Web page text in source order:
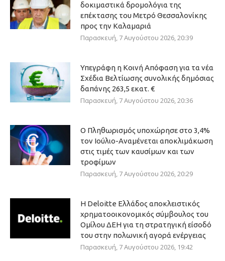
δοκιμαστικά δρομολόγια της
επέκτασης του Μετρό Θεσσαλονίκης
προς την Καλαμαριά
Παρασκευή, 7 Αυγούστου 2026, 20:39
Υπεγράφη η Κοινή Απόφαση για τα νέα
Σχέδια Βελτίωσης συνολικής δημόσιας
δαπάνης 263,5 εκατ. €
Παρασκευή, 7 Αυγούστου 2026, 20:36
Ο Πληθωρισμός υποχώρησε στο 3,4%
τον Ιούλιο-Αναμένεται αποκλιμάκωση
στις τιμές των καυσίμων και των
τροφίμων
Παρασκευή, 7 Αυγούστου 2026, 20:29
Η Deloitte Ελλάδος αποκλειστικός
χρηματοοικονομικός σύμβουλος του
Ομίλου ΔΕΗ για τη στρατηγική είσοδό
του στην πολωνική αγορά ενέργειας
Παρασκευή, 7 Αυγούστου 2026, 19:42